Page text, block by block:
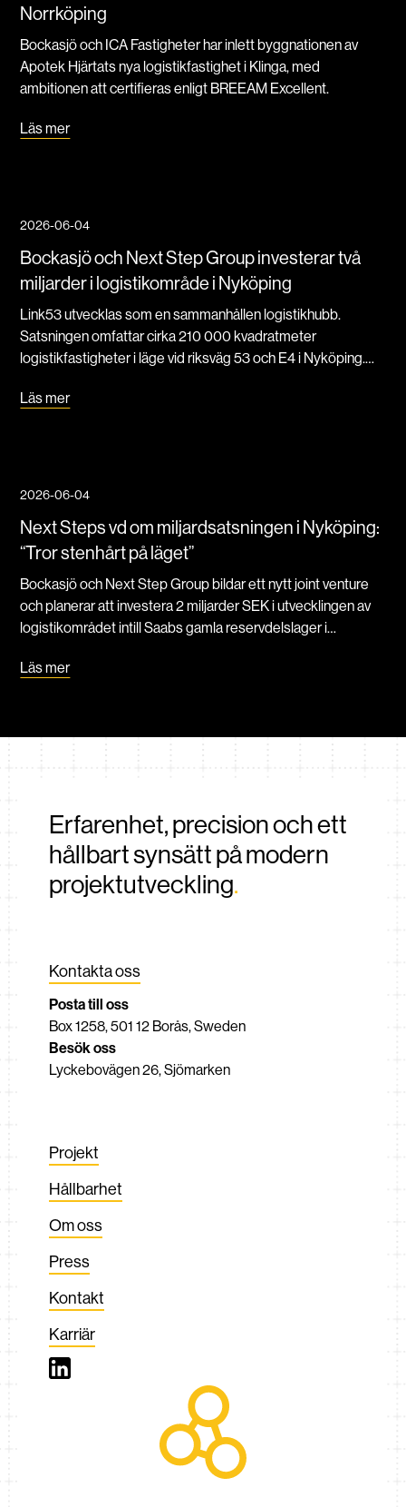
Norrköping
Bockasjö och ICA Fastigheter har inlett byggnationen av
Apotek Hjärtats nya logistikfastighet i Klinga, med
ambitionen att certifieras enligt BREEAM Excellent.
Läs mer
2026-06-04
Bockasjö och Next Step Group investerar två
miljarder i logistikområde i Nyköping
Link53 utvecklas som en sammanhållen logistikhubb.
Satsningen omfattar cirka 210 000 kvadratmeter
logistikfastigheter i läge vid riksväg 53 och E4 i Nyköping.
cirka 60 fotbollsplaner.
Läs mer
2026-06-04
Next Steps vd om miljardsatsningen i Nyköping:
“Tror stenhårt på läget”
Bockasjö och Next Step Group bildar ett nytt joint venture
och planerar att investera 2 miljarder SEK i utvecklingen av
logistikområdet intill Saabs gamla reservdelslager i
Jacob Torell berättar för DL om planerna, Bockasjö-
planprocesser.
Läs mer
Erfarenhet, precision och ett
hållbart synsätt på modern
projektutveckling.
Kontakta oss
Posta till oss
Box 1258, 501 12 Borås, Sweden
Besök oss
Lyckebovägen 26, Sjömarken
Projekt
Hållbarhet
Om oss
Press
Kontakt
Karriär